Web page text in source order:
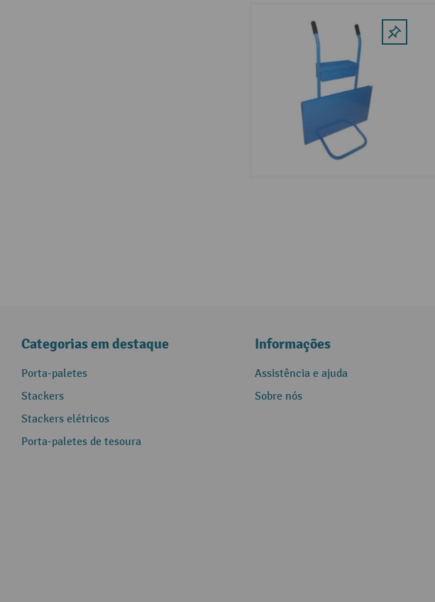
Categorias em destaque
Porta-paletes
Stackers
Stackers elétricos
Porta-paletes de tesoura
Informações
Assistência e ajuda
Sobre nós